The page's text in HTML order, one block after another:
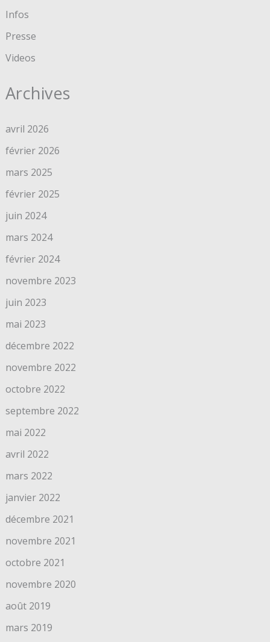
Infos
Presse
Videos
Archives
avril 2026
février 2026
mars 2025
février 2025
juin 2024
mars 2024
février 2024
novembre 2023
juin 2023
mai 2023
décembre 2022
novembre 2022
octobre 2022
septembre 2022
mai 2022
avril 2022
mars 2022
janvier 2022
décembre 2021
novembre 2021
octobre 2021
novembre 2020
août 2019
mars 2019